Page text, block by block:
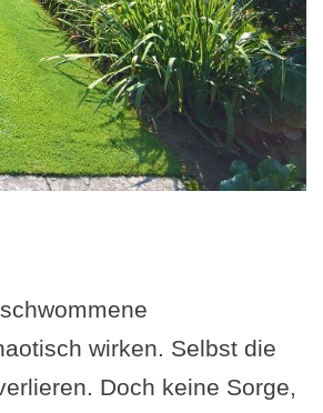
wirken. Selbst die
Doch keine Sorge,